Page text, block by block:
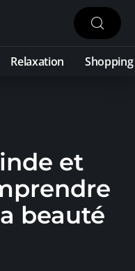
Relaxation Shopping
et
beauté